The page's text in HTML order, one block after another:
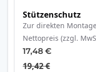
Stützenschutz
Zur direkten
Nettopreis (zzgl.
17,48 €
19,42 €